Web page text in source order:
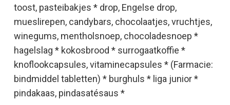
toost, pasteibakjes * drop, Engelse drop,
mueslirepen, candybars, chocolaatjes, vruchtjes,
winegums, mentholsnoep, chocoladesnoep *
hagelslag * kokosbrood * surrogaatkoffie *
knoflookcapsules, vitaminecapsules * (Farmacie:
bindmiddel tabletten) * burghuls * liga junior *
pindakaas, pindasatésaus *